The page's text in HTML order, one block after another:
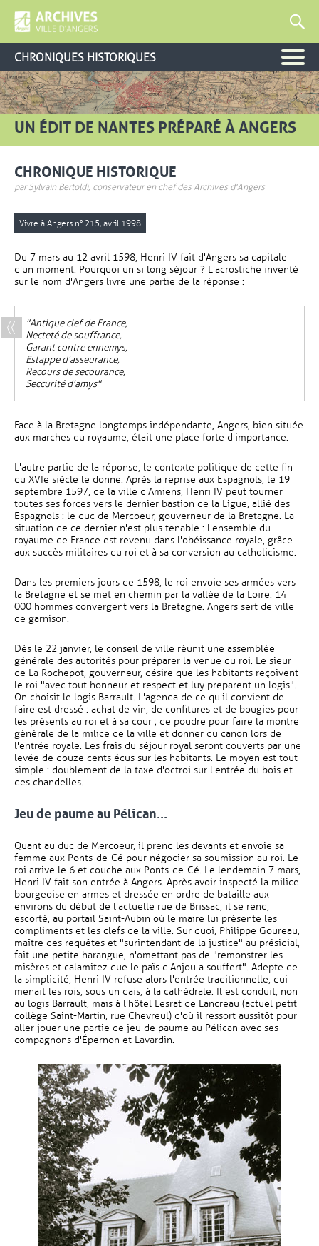
CHRONIQUES HISTORIQUES
UN ÉDIT DE NANTES PRÉPARÉ À ANGERS
CHRONIQUE HISTORIQUE
par Sylvain Bertoldi, conservateur en chef des Archives d'Angers
Vivre à Angers n° 215, avril 1998
Du 7 mars au 12 avril 1598, Henri IV fait d'Angers sa capitale
d'un moment. Pourquoi un si long séjour ? L'acrostiche inventé
sur le nom d'Angers livre une partie de la réponse :
"Antique clef de France,
Necteté de souffrance,
Garant contre ennemys,
Estappe d'asseurance,
Recours de secourance,
Seccurité d'amys"
Face à la Bretagne longtemps indépendante, Angers, bien située
aux marches du royaume, était une place forte d'importance.
L'autre partie de la réponse, le contexte politique de cette fin
du XVIe siècle le donne. Après la reprise aux Espagnols, le 19
septembre 1597, de la ville d'Amiens, Henri IV peut tourner
toutes ses forces vers le dernier bastion de la Ligue, allié des
Espagnols : le duc de Mercoeur, gouverneur de la Bretagne. La
situation de ce dernier n'est plus tenable : l'ensemble du
royaume de France est revenu dans l'obéissance royale, grâce
aux succès militaires du roi et à sa conversion au catholicisme.
Dans les premiers jours de 1598, le roi envoie ses armées vers
la Bretagne et se met en chemin par la vallée de la Loire. 14
000 hommes convergent vers la Bretagne. Angers sert de ville
de garnison.
Dès le 22 janvier, le conseil de ville réunit une assemblée
générale des autorités pour préparer la venue du roi. Le sieur
de La Rochepot, gouverneur, désire que les habitants reçoivent
le roi "avec tout honneur et respect et luy preparent un logis".
On choisit le logis Barrault. L'agenda de ce qu'il convient de
faire est dressé : achat de vin, de confitures et de bougies pour
les présents au roi et à sa cour ; de poudre pour faire la montre
générale de la milice de la ville et donner du canon lors de
l'entrée royale. Les frais du séjour royal seront couverts par une
levée de douze cents écus sur les habitants. Le moyen est tout
simple : doublement de la taxe d'octroi sur l'entrée du bois et
des chandelles.
Jeu de paume au Pélican...
Quant au duc de Mercoeur, il prend les devants et envoie sa
femme aux Ponts-de-Cé pour négocier sa soumission au roi. Le
roi arrive le 6 et couche aux Ponts-de-Cé. Le lendemain 7 mars,
Henri IV fait son entrée à Angers. Après avoir inspecté la milice
bourgeoise en armes et dressée en ordre de bataille aux
environs du début de l'actuelle rue de Brissac, il se rend,
escorté, au portail Saint-Aubin où le maire lui présente les
compliments et les clefs de la ville. Sur quoi, Philippe Goureau,
maître des requêtes et "surintendant de la justice" au présidial,
fait une petite harangue, n'omettant pas de "remonstrer les
misères et calamitez que le païs d'Anjou a souffert". Adepte de
la simplicité, Henri IV refuse alors l'entrée traditionnelle, qui
menait les rois, sous un dais, à la cathédrale. Il est conduit, non
au logis Barrault, mais à l'hôtel Lesrat de Lancreau (actuel petit
collège Saint-Martin, rue Chevreul) d'où il ressort aussitôt pour
aller jouer une partie de jeu de paume au Pélican avec ses
compagnons d'Épernon et Lavardin.